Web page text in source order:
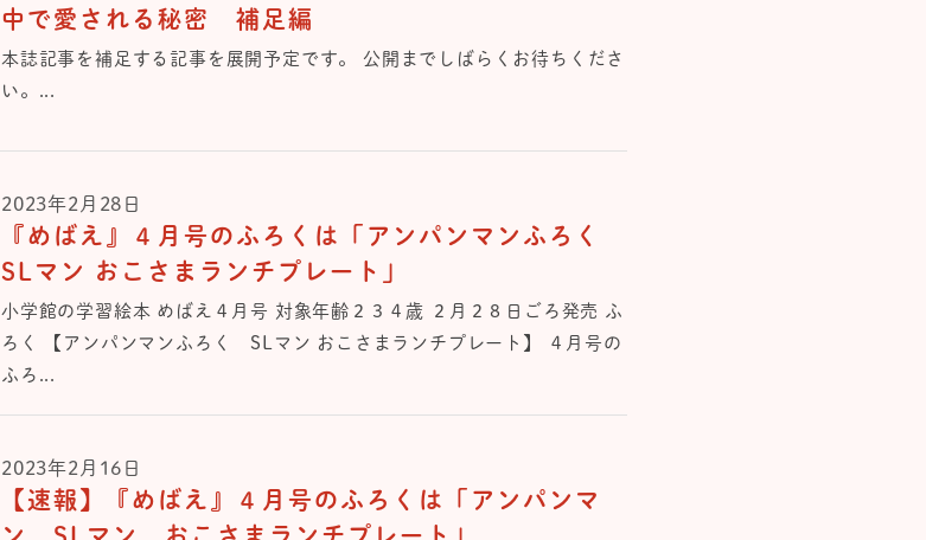
中で愛される秘密 補足編
本誌記事を補足する記事を展開予定です。 公開までしばらくお待ちくださ
い。...
2023年2月28日
『めばえ』４月号のふろくは「アンパンマンふろく
SLマン おこさまランチプレート」
小学館の学習絵本 めばえ４月号 対象年齢２３４歳 ２月２８日ごろ発売 ふ
ろく 【アンパンマンふろく SLマン おこさまランチプレート】 ４月号の
ふろ...
2023年2月16日
【速報】『めばえ』４月号のふろくは「アンパンマ
ン SLマン おこさまランチプレート」